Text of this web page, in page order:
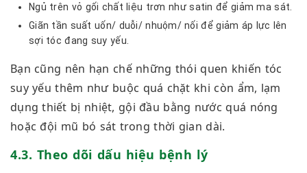
Ngủ trên vỏ gối chất liệu trơn như satin để giảm ma sát.
Giãn tần suất uốn/ duỗi/ nhuộm/ nối để giảm áp lực lên
sợi tóc đang suy yếu.
Bạn cũng nên hạn chế những thói quen khiến tóc
suy yếu thêm như buộc quá chặt khi còn ẩm, lạm
dụng thiết bị nhiệt, gội đầu bằng nước quá nóng
hoặc đội mũ bó sát trong thời gian dài.
4.3. Theo dõi dấu hiệu bệnh lý